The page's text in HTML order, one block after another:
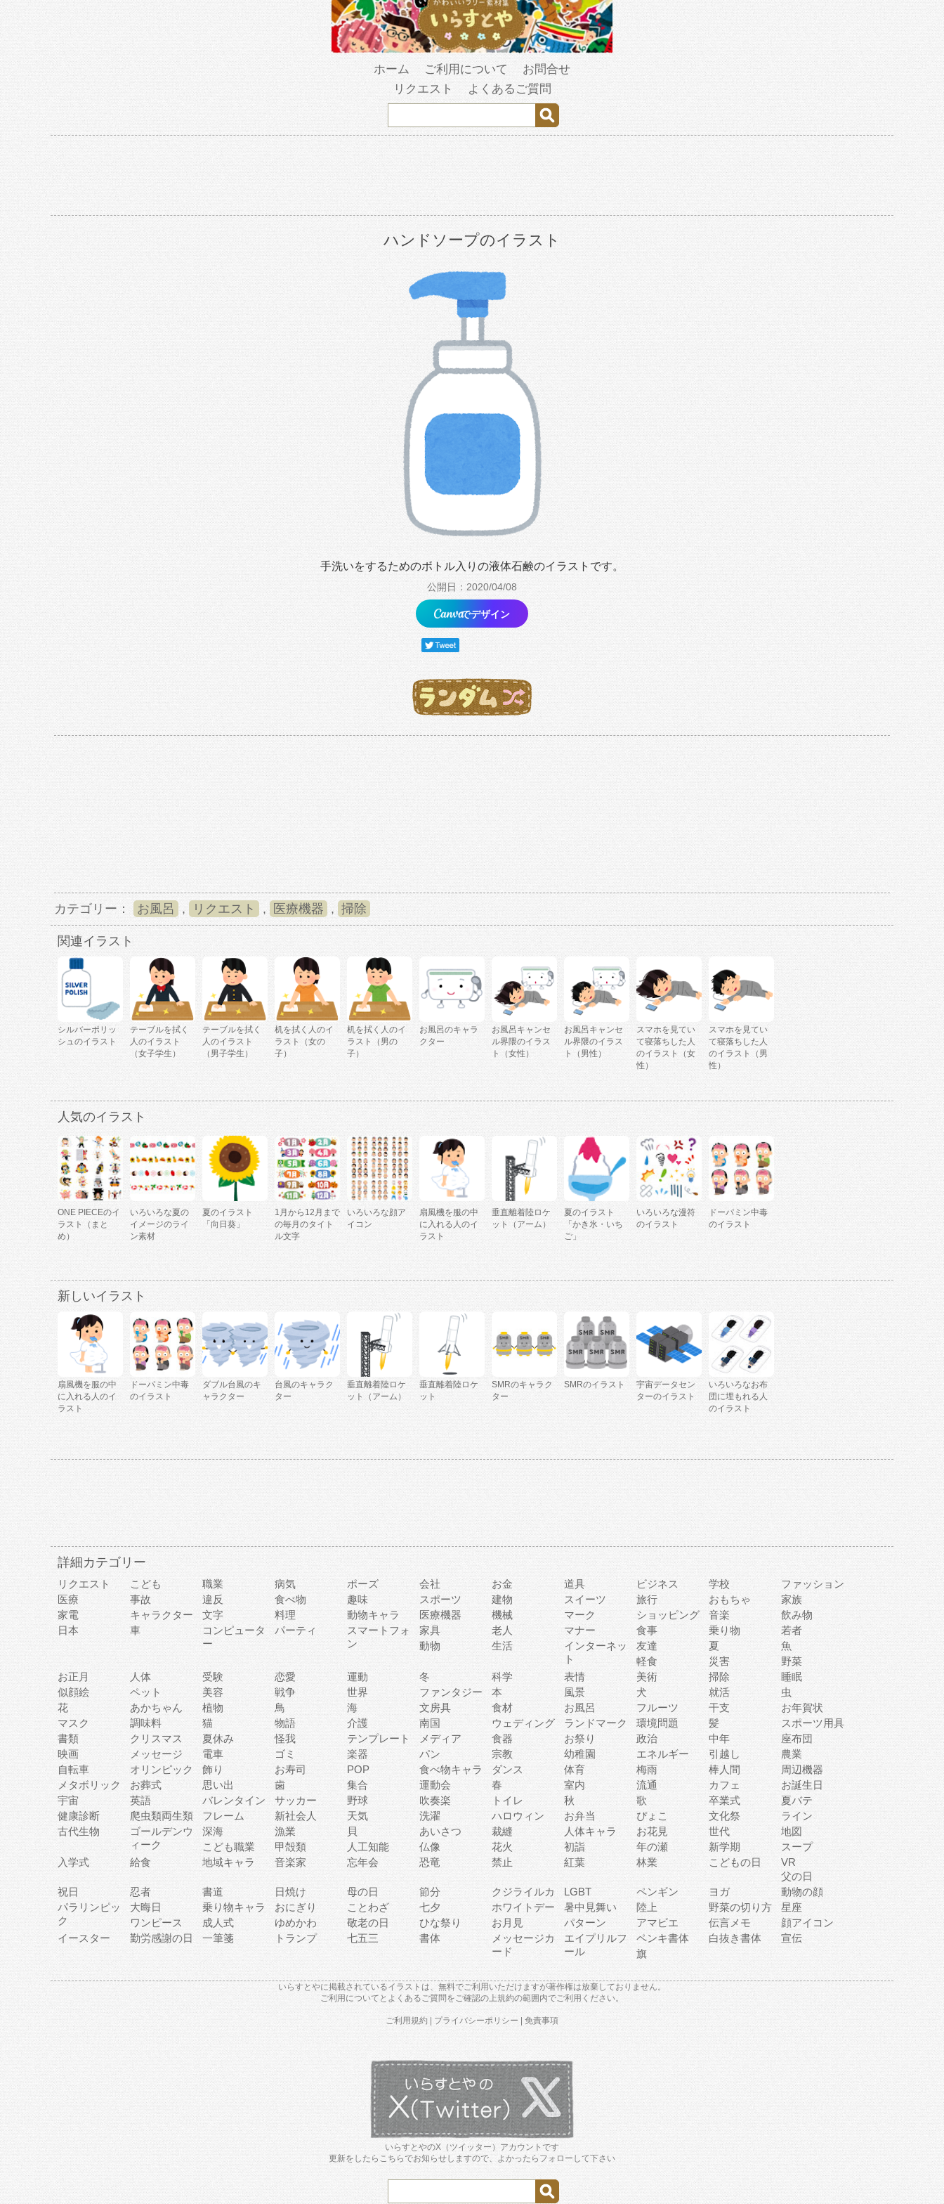
ホーム ご利用について
お問合せ
リクエスト
よくあるご質問
ハンドソープのイラスト
手洗いをするためのボトル入りの液体石鹸のイラストです。
公開日：2020/04/08
でデザイン
カテゴリー： お風呂 , リクエスト , 医療機器 , 掃除
関連イラスト
シルバーポリッ
シュのイラスト
テーブルを拭く
人のイラスト
（女子学生）
テーブルを拭く
人のイラスト
（男子学生）
机を拭く人のイ
ラスト（女の
子）
机を拭く人のイ
ラスト（男の
子）
お風呂のキャラ
クター
お風呂キャンセ
ル界隈のイラス
ト（女性）
お風呂キャンセ
ル界隈のイラス
ト（男性）
スマホを見てい
て寝落ちした人
のイラスト（女
性）
スマホを見てい
て寝落ちした人
のイラスト（男
性）
人気のイラスト
ONE PIECEのイ
ラスト（まと
め）
いろいろな夏の
イメージのライ
ン素材
夏のイラスト
「向日葵」
1月から12月まで
の毎月のタイト
ル文字
いろいろな顔ア
イコン
扇風機を服の中
に入れる人のイ
ラスト
垂直離着陸ロケ
ット（アーム）
夏のイラスト
「かき氷・いち
ご」
いろいろな漫符
のイラスト
ドーパミン中毒
のイラスト
新しいイラスト
扇風機を服の中
に入れる人のイ
ラスト
ドーパミン中毒
のイラスト
ダブル台風のキ
ャラクター
台風のキャラク
ター
垂直離着陸ロケ
ット（アーム）
垂直離着陸ロケ
ット
SMRのキャラク
ター
SMRのイラスト
宇宙データセン
ターのイラスト
いろいろなお布
団に埋もれる人
のイラスト
詳細カテゴリー
リクエスト こども 職業 病気 ポーズ 会社 お金 道具 ビジネス 学校
ファッション
医療
事故 違反 食べ物 趣味 スポーツ 建物 スイーツ 旅行 おもちゃ
家族
家電
キャラクター 文字 料理 動物キャラ 医療機器 機械 マーク ショッピング 音楽
飲み物
日本
車
コンピュータ
ー
パーティ
スマートフォ
ン
家具 老人 マナー 食事 乗り物
若者
動物
生活
インターネッ
ト
友達 夏
魚
軽食
災害
野菜
お正月
人体 受験 恋愛 運動 冬 科学 表情 美術 掃除
睡眠
似顔絵
ペット 美容 戦争 世界 ファンタジー 本 風景 犬 就活
虫
花
あかちゃん 植物 鳥 海 文房具 食材 お風呂 フルーツ 干支
お年賀状
マスク
調味料 猫 物語 介護 南国 ウェディング ランドマーク 環境問題 髪
スポーツ用具
書類
クリスマス 夏休み 怪我 テンプレート メディア 食器 お祭り 政治 中年
座布団
映画
メッセージ 電車 ゴミ 楽器 パン 宗教 幼稚園 エネルギー 引越し
農業
自転車
オリンピック 飾り お寿司 POP 食べ物キャラ ダンス 体育 梅雨 棒人間
周辺機器
メタボリック
お葬式 思い出 歯 集合 運動会 春 室内 流通 カフェ
お誕生日
宇宙
英語 バレンタイン サッカー 野球 吹奏楽 トイレ 秋 歌 卒業式
夏バテ
健康診断
爬虫類両生類 フレーム 新社会人 天気 洗濯 ハロウィン お弁当 ぴょこ 文化祭
ライン
古代生物
ゴールデンウ
ィーク
深海 漁業 貝 あいさつ 裁縫 人体キャラ お花見 世代
地図
こども職業
甲殻類 人工知能 仏像 花火 初詣 年の瀬 新学期
スープ
入学式
給食 地域キャラ 音楽家 忘年会 恐竜 禁止 紅葉 林業 こどもの日
VR
父の日
祝日
忍者 書道 日焼け 母の日 節分 クジライルカ LGBT ペンギン ヨガ
動物の顔
パラリンピッ
ク
大晦日 乗り物キャラ おにぎり ことわざ 七夕 ホワイトデー 暑中見舞い 陸上 野菜の切り方
星座
ワンピース
成人式 ゆめかわ 敬老の日 ひな祭り お月見 パターン アマビエ 伝言メモ
顔アイコン
イースター
勤労感謝の日 一筆箋 トランプ 七五三 書体
メッセージカ
ード
エイプリルフ
ール
ペンキ書体 白抜き書体
宣伝
旗
いらすとやに掲載されているイラストは、無料でご利用いただけますが著作権は放棄しておりません。
ご利用について と よくあるご質問をご確認の上規約の範囲内でご利用ください。
ご利用規約 プライバシーポリシー 免責事項
いらすとやのX（ツイッター）アカウントです
更新をしたらこちらでお知らせしますので、よかったらフォローして下さい